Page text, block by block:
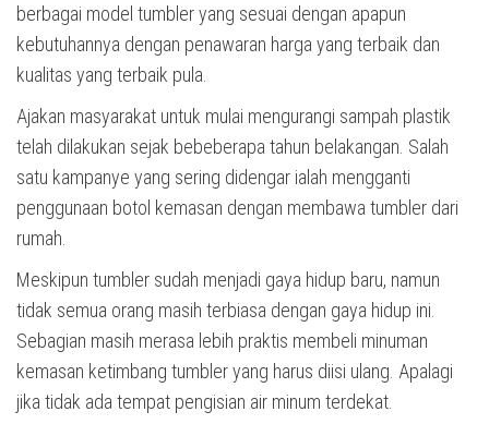
berbagai model tumbler yang sesuai dengan apapun
kebutuhannya dengan penawaran harga yang terbaik dan
kualitas yang terbaik pula.
Ajakan masyarakat untuk mulai mengurangi sampah plastik
telah dilakukan sejak bebeberapa tahun belakangan. Salah
satu kampanye yang sering didengar ialah mengganti
penggunaan botol kemasan dengan membawa tumbler dari
rumah.
Meskipun tumbler sudah menjadi gaya hidup baru, namun
tidak semua orang masih terbiasa dengan gaya hidup ini.
Sebagian masih merasa lebih praktis membeli minuman
kemasan ketimbang tumbler yang harus diisi ulang. Apalagi
jika tidak ada tempat pengisian air minum terdekat.